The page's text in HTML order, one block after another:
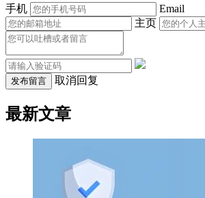
手机
Email
主页
发布留言 取消回复
最新文章